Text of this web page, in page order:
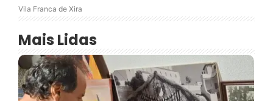
Vila Franca de Xira
Mais Lidas